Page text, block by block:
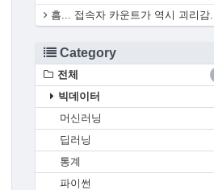
흠... 접속자 카운트가 역시 괴리감...
Category
전체
빅데이터
머신러닝
딥러닝
통계
파이썬